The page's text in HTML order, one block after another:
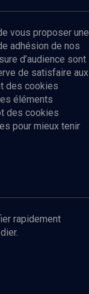
vous proposer une
adhésion de nos
d’audience sont
de satisfaire aux
des cookies
éléments
des cookies
pour mieux tenir
rapidement